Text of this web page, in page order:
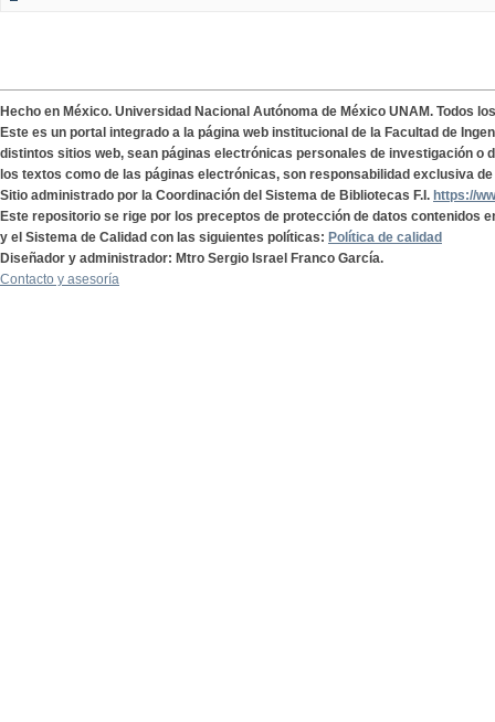
Hecho en México. Universidad Nacional Autónoma de México UNAM. Todos
Este es un portal integrado a la página web institucional de la Facultad de
distintos sitios web, sean páginas electrónicas personales de investigación o
los textos como de las páginas electrónicas, son responsabilidad exclusiva
Sitio administrado por la Coordinación del Sistema de Bibliotecas F.I. https://
Este repositorio se rige por los preceptos de protección de datos contenidos
y el Sistema de Calidad con las siguientes políticas: Política de calidad
Diseñador y administrador: Mtro Sergio Israel Franco García.
Contacto y asesoría